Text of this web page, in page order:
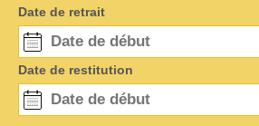
Date de retrait
Date de restitution